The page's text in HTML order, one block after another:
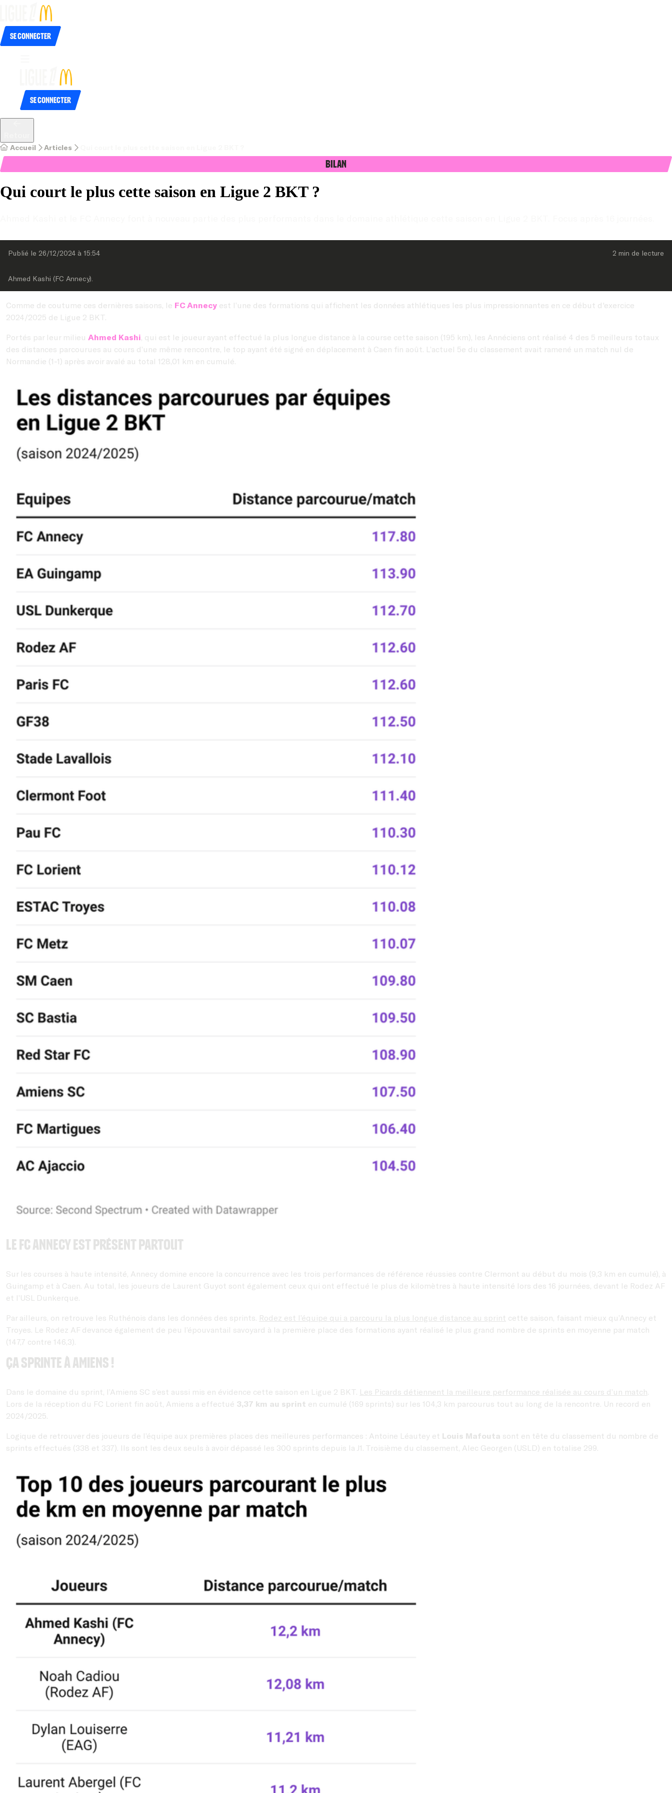
Se connecter
Se connecter
Accueil Articles
Bilan
Qui court le plus cette saison en Ligue 2 BKT ?
Publié le 26/12/2024 à 15:54 2 min de lecture
Ahmed Kashi (FC Annecy).
Comme de coutume ces dernières saisons, le FC Annecy est l’une des formations qui affichent les données athlétiques les plus impressionnantes en ce début d'exercice
2024/2025 de Ligue 2 BKT.
Portés par leur milieu Ahmed Kashi, qui est le joueur ayant effectué la plus longue distance à la course cette saison (195 km), les Annéciens ont réalisé 4 des 5 meilleurs totaux
des distances parcourues au cours d’une même rencontre, le top ayant été signé en déplacement à Caen fin août. L’actuel 5e du classement avait ramené un match nul de
Normandie (1-1) après avoir avalé au total 128,01 km en cumulé.
Le FC Annecy est présent partout
Sur les courses à haute intensité, Annecy domine encore la concurrence avec les trois performances de référence réussies contre Clermont au début du mois (9,3 km en cumulé), à
Guingamp et à Caen. Au total, les joueurs de Laurent Guyot sont également ceux qui ont effectué le plus de kilomètres à haute intensité lors des 16 journées, devant le Rodez AF
et l’USL Dunkerque.
Par ailleurs, on retrouve les Ruthénois dans les données des sprints. Rodez est l’équipe qui a parcouru la plus longue distance au sprint cette saison, faisant mieux qu’Annecy et
Troyes. Le Rodez AF devance également de peu l’épouvantail savoyard à la première place des formations ayant réalisé le plus grand nombre de sprints en moyenne par match
(147,7 contre 146,3).
Ça sprinte à Amiens !
Dans le domaine du sprint, l’Amiens SC s’est aussi mis en évidence cette saison en Ligue 2 BKT. Les Picards détiennent la meilleure performance réalisée au cours d’un match.
Lors de la réception du FC Lorient fin août, Amiens a effectué 3,37 km au sprint en cumulé (169 sprints) sur les 104,3 km parcourus tout au long de la rencontre. Un record en
2024/2025.
Logique de retrouver des joueurs de l’équipe aux premières places des meilleures performances : Antoine Léautey et Louis Mafouta sont en tête du classement du nombre de
sprints effectués (338 et 337). Ils sont les deux seuls à avoir dépassé les 300 sprints depuis la J1. Troisième du classement, Alec Georgen (USLD) en totalise 299.